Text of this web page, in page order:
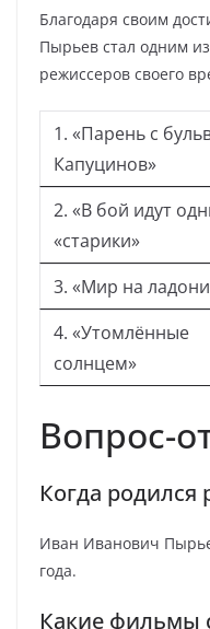
Благодаря своим
Пырьев стал одним
режиссеров своего
1. «Парень с
Капуцинов»
2. «В бой идут
«старики»
3. «Мир на
4. «Утомлённые
солнцем»
Вопрос-
Когда
Иван Иванович
года.
Какие фильмы